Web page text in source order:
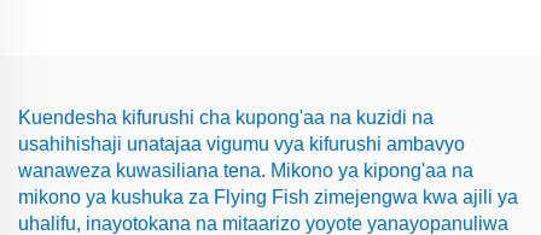
Kuendesha kifurushi cha kupong'aa na kuzidi na
usahihishaji unatajaa vigumu vya kifurushi ambavyo
wanaweza kuwasiliana tena. Mikono ya kipong'aa na
mikono ya kushuka za Flying Fish zimejengwa kwa ajili ya
uhalifu, inayotokana na mitaarizo yoyote yanayopanuliwa